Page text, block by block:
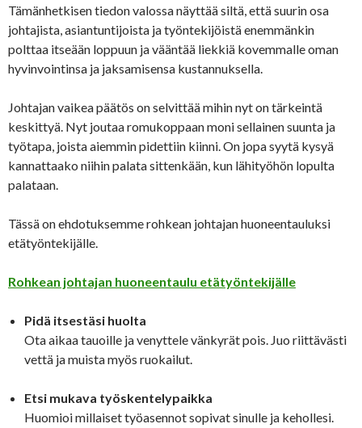
Tämänhetkisen tiedon valossa näyttää siltä, että suurin osa
johtajista, asiantuntijoista ja työntekijöistä enemmänkin
polttaa itseään loppuun ja vääntää liekkiä kovemmalle oman
hyvinvointinsa ja jaksamisensa kustannuksella.
Johtajan vaikea päätös on selvittää mihin nyt on tärkeintä
keskittyä. Nyt joutaa romukoppaan moni sellainen suunta ja
työtapa, joista aiemmin pidettiin kiinni. On jopa syytä kysyä
kannattaako niihin palata sittenkään, kun lähityöhön lopulta
palataan.
Tässä on ehdotuksemme rohkean johtajan huoneentauluksi
etätyöntekijälle.
Rohkean johtajan huoneentaulu etätyöntekijälle
Pidä itsestäsi huolta
Ota aikaa tauoille ja venyttele vänkyrät pois. Juo riittävästi
vettä ja muista myös ruokailut.
Etsi mukava työskentelypaikka
Huomioi millaiset työasennot sopivat sinulle ja kehollesi.